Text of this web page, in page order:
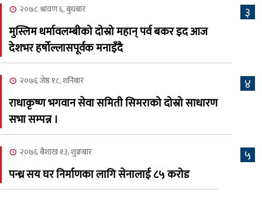
२०८३ श्रावण २, शनिबार
८
क्यालगरी नेपाली मेलाको
अस्मिताको बेजोड प्रस्तुती रहने
३
२०७८ श्रावण ६, बुधबार
मुस्लिम धर्मावलम्बीको दोस्रो महान् पर्व बकर इद आज
देशभर हर्षोल्लासपूर्वक मनाइँदै
४
२०७६ जेष्ठ १८, शनिबार
राधाकृष्ण भगवान सेवा समिती सिमराको दोस्रो साधारण
सभा सम्पन्न ।
५
२०७६ बैशाख १३, शुक्रबार
पन्ध्र सय घर निर्माणका लागि सेनालाई ८५ करोड